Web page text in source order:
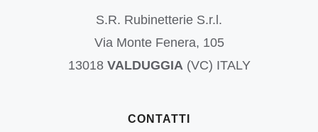
S.R. Rubinetterie S.r.l.
Via Monte Fenera, 105
13018 VALDUGGIA(VC) ITALY
CONTATTI